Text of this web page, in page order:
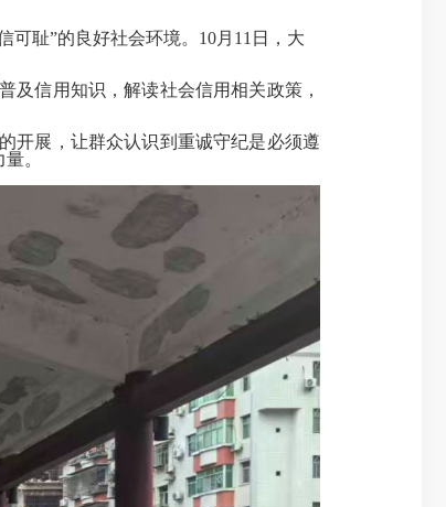
可耻”的良好社会环境。 10月 11 日，大
及信用知识，解读社会信用相关政策，
开展，让群众认识到重诚守纪是必须遵
。